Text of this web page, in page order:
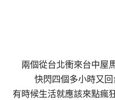
兩個從台北衝來台中屋
快閃四個多小時又
有時候生活就應該來點瘋